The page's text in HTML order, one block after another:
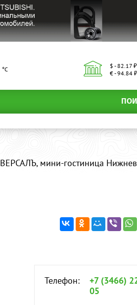
°С
$ - 82.17 ₽
€ - 94.84 ₽
ВЕРСАЛЪ, мини-гостиница
Телефон:
+7 (3466)
05